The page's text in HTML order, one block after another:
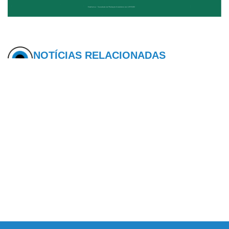
NOTÍCIAS RELACIONADAS